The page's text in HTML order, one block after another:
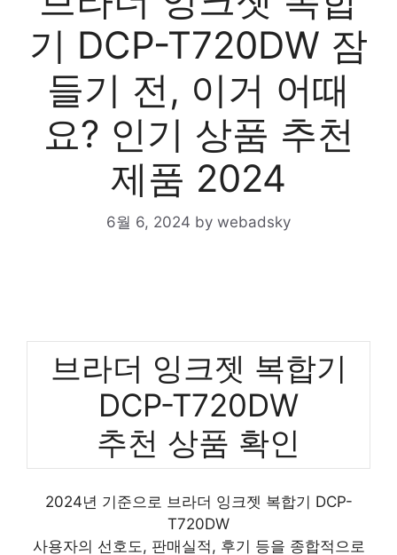
기 DCP-T720DW 잠
들기 전, 이거 어때
요? 인기 상품 추천
제품 2024
6월 6, 2024 by webadsky
브라더 잉크젯 복합기
DCP-T720DW
추천 상품 확인
2024년 기준으로 브라더 잉크젯 복합기 DCP-
T720DW
사용자의 선호도, 판매실적, 후기 등을 종합적으로